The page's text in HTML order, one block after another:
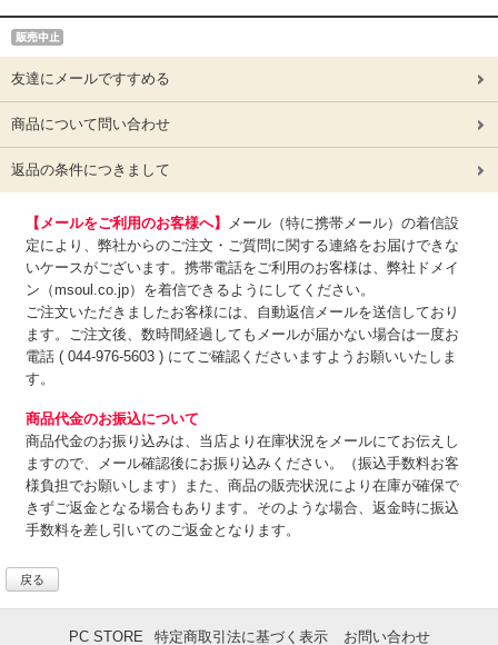
友達にメールですすめる
商品について問い合わせ
返品の条件につきまして
【メールをご利用のお客様へ】
メール（特に携帯メール）の着信設
定により、弊社からのご注文・ご質問に関する連絡をお届けできな
いケースがございます。携帯電話をご利用のお客様は、弊社ドメイ
ン（msoul.co.jp）を着信できるようにしてください。
ご注文いただきましたお客様には、自動返信メールを送信しており
ます。ご注文後、数時間経過してもメールが届かない場合は一度お
電話 ( 044-976-5603 ) にてご確認くださいますようお願いいたしま
す。
商品代金のお振込について
商品代金のお振り込みは、 当店より在庫状況をメールにてお伝えし
ますので、メール確認後にお振り込みください。（振込手数料お客
様負担でお願いします）また、商品の販売状況により在庫が確保で
きずご返金となる場合もあります。そのような場合、返金時に振込
手数料を差し引いてのご返金となります。
戻る
PC STORE 特定商取引法に基づく表示 お問い合わせ